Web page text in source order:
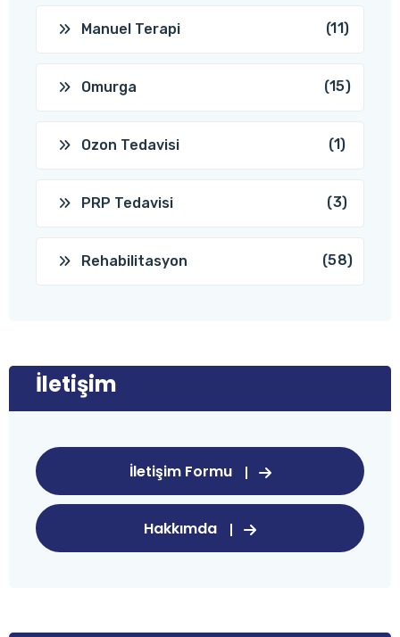
Manuel Terapi (11)
Omurga (15)
Ozon Tedavisi (1)
PRP Tedavisi (3)
Rehabilitasyon (58)
İletişim
İletişim Formu
Hakkımda